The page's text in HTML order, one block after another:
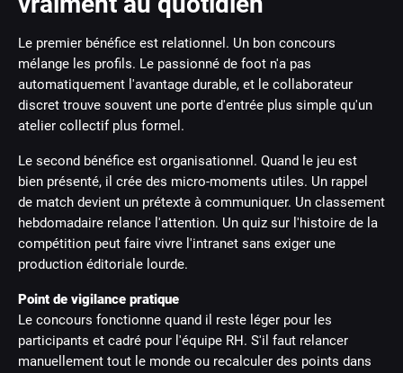
Le premier bénéfice est relationnel. Un bon concours
mélange les profils. Le passionné de foot n'a pas
automatiquement l'avantage durable, et le collaborateur
discret trouve souvent une porte d'entrée plus simple qu'un
atelier collectif plus formel.
Le second bénéfice est organisationnel. Quand le jeu est
bien présenté, il crée des micro-moments utiles. Un rappel
de match devient un prétexte à communiquer. Un classement
hebdomadaire relance l'attention. Un quiz sur l'histoire de la
compétition peut faire vivre l'intranet sans exiger une
production éditoriale lourde.
Point de vigilance pratique
Le concours fonctionne quand il reste léger pour les
participants et cadré pour l'équipe RH. S'il faut relancer
manuellement tout le monde ou recalculer des points dans